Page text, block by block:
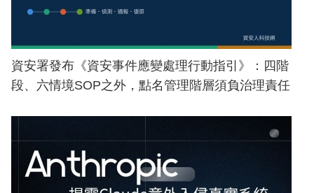
資安署發布《資安事件應變處理行動指引》：四階
段、六情境SOP之外，點名管理階層須負治理責任